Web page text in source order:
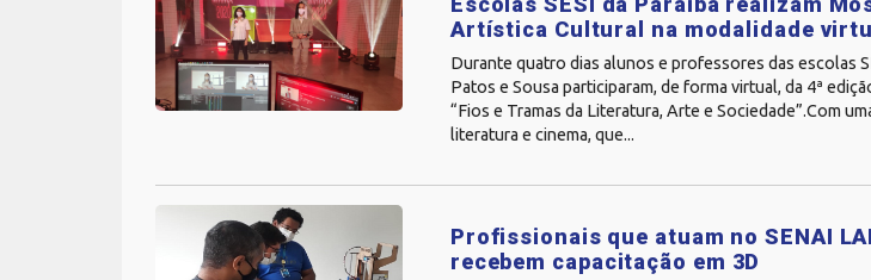
Artística Cultural na modalidade
Durante quatro dias alunos e professores das escolas
Patos e Sousa participaram, de forma virtual, da 4ª
“Fios e Tramas da Literatura, Arte e Sociedade”.Com
literatura e cinema, que...
Profissionais que atuam no SENAI
recebem capacitação em 3D